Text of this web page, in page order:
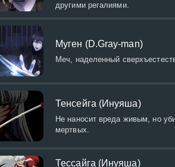
другими регалиями.
Муген (D.Gray-man)
Меч, наделенный
Тенсейга (Инуяша)
Не наносит вреда живым, но
мертвых.
Тессайга (Инуяша)